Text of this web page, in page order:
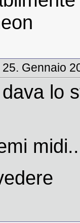
Gennaio
lo